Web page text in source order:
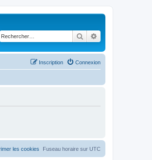
Rechercher
Connexion
Inscription
Fuseau horaire sur UTC
les cookies